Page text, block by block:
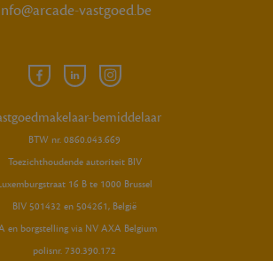
vastgoed.be
Facebook
Vastgoed
Linkedin
Vastgoed
Instagram
Vastgoed
bemiddelaar
BTW nr. 0860.043.669
Toezichthoudende autoriteit BIV
16 B te 1000 Brussel
BIV 501432 en 504261, België
en borgstelling via NV AXA Belgium
polisnr. 730.390.172